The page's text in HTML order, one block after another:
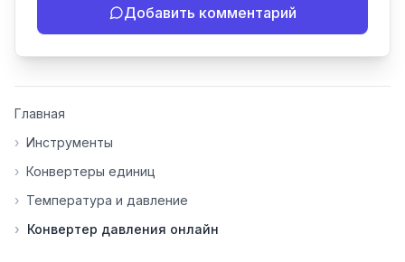
некорректно
инструменты нуждаются в доработке.
основе вашей обратной связи.
⭐ Если вам нравится ToolFox — буду
благодарен за отзыв о сайте в
Добавить комментарий
Главная
› Инструменты
› Конвертеры единиц
› Температура и давление
› Конвертер давления онлайн